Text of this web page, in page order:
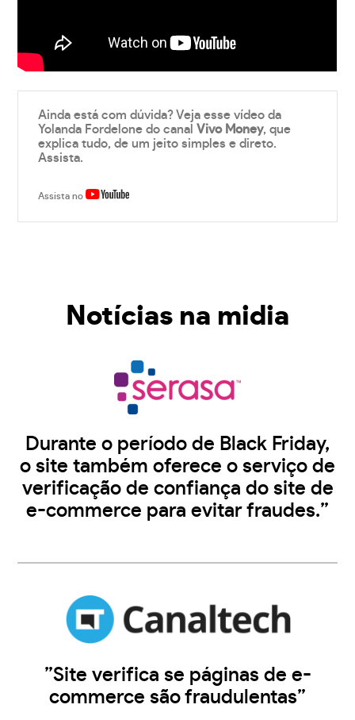
Ainda está com dúvida? Veja esse vídeo da
Yolanda Fordelone do canalVivo Money, que
explica tudo, de um jeito simples e direto.
Assista.
Assista no
Notícias na midia
Durante o período de Black Friday,
o site também oferece o serviço de
verificação de confiança do site de
e-commerce para evitar fraudes.”
”Site verifica se páginas de e-
commerce são fraudulentas”